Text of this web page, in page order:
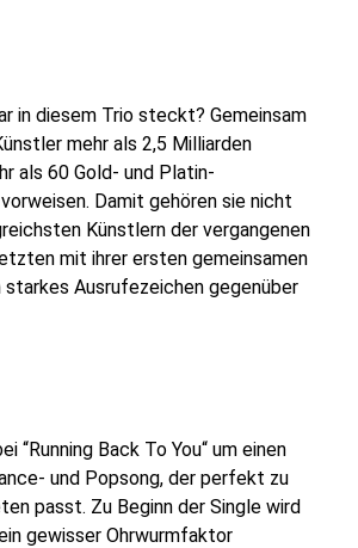
in diesem Trio steckt? Gemeinsam
mehr als 2,5 Milliarden
als 60 Gold- und Platin-
Damit gehören sie nicht
Künstlern der vergangenen
mit ihrer ersten gemeinsamen
starkes Ausrufezeichen gegenüber
“Running Back To You“ um einen
und Popsong, der perfekt zu
passt. Zu Beginn der Single wird
gewisser Ohrwurmfaktor